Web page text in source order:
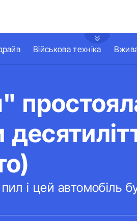
Військова техніка
пил і цей автомобіль